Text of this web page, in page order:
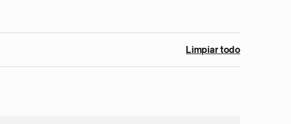
Limpiar todo